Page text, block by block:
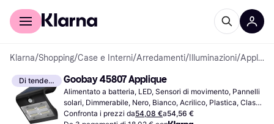
Per il tuo shopping
Klarna/Shopping/Case e Interni/Arredamenti/ Illuminazioni/ Applique
Di tendenza Goobay 45807 Applique
Alimentato a batteria, LED, Sensori di movimento, Pannelli
solari, Dimmerabile, Nero, Bianco, Acrilico, Plastica, Classe
IP: IP65
Confronta i prezzi da54,08 €a54,56 €